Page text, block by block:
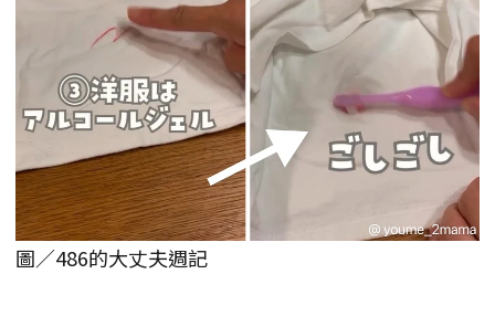
圖／486的大丈夫週記